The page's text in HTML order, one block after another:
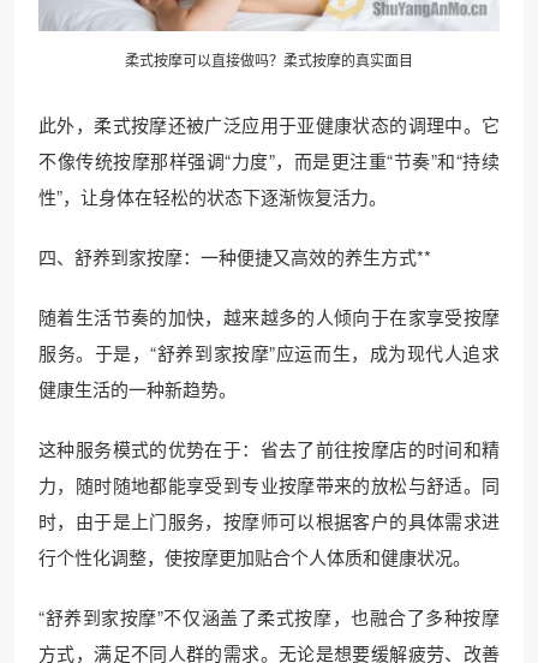
柔式按摩可以直接做吗？柔式按摩的真实面目
此外，柔式按摩还被广泛应用于亚健康状态的调理中。它
不像传统按摩那样强调“力度”，而是更注重“节奏”和“持续
性”，让身体在轻松的状态下逐渐恢复活力。
四、舒养到家按摩：一种便捷又高效的养生方式**
随着生活节奏的加快，越来越多的人倾向于在家享受按摩
服务。于是，“舒养到家按摩”应运而生，成为现代人追求
健康生活的一种新趋势。
这种服务模式的优势在于：省去了前往按摩店的时间和精
力，随时随地都能享受到专业按摩带来的放松与舒适。同
时，由于是上门服务，按摩师可以根据客户的具体需求进
行个性化调整，使按摩更加贴合个人体质和健康状况。
“舒养到家按摩”不仅涵盖了柔式按摩，也融合了多种按摩
方式，满足不同人群的需求。无论是想要缓解疲劳、改善